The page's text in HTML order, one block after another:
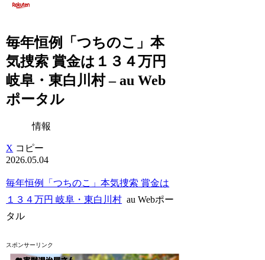
毎年恒例「つちのこ」本
気捜索 賞金は１３４万円
岐阜・東白川村 – au Web
ポータル
情報
X コピー
2026.05.04
毎年恒例「つちのこ」本気捜索 賞金は
１３４万円 岐阜・東白川村 au Webポー
タル
スポンサーリンク